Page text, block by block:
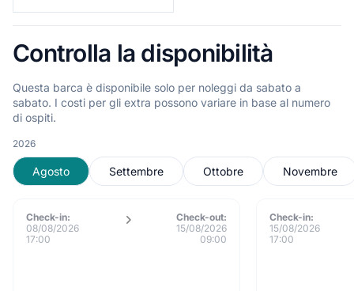
Controlla la disponibilità
Questa barca è disponibile solo per noleggi da sabato a
sabato. I costi per gli extra possono variare in base al numero
di ospiti.
2026
Agosto Settembre Ottobre Novembre
Check-in:
08/08/2026
17:00
Check-out:
15/08/2026
09:00
Check-in:
15/08/2026
17:00